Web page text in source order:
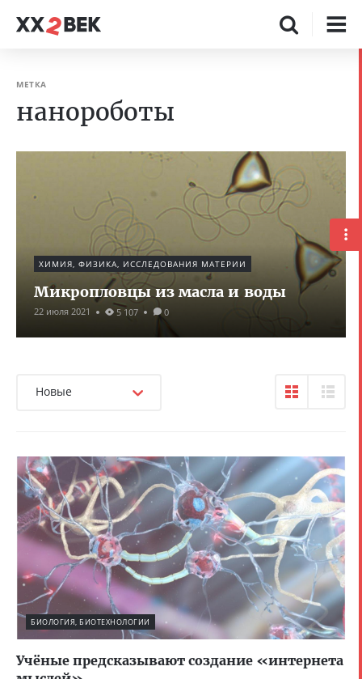
МЕТКА
нанороботы
ХИМИЯ, ФИЗИКА, ИССЛЕДОВАНИЯ МАТЕРИИ
Микропловцы из масла и воды
22 июля 2021 5 107 0
Новые
БИОЛОГИЯ, БИОТЕХНОЛОГИИ
Учёные предсказывают создание «интернета